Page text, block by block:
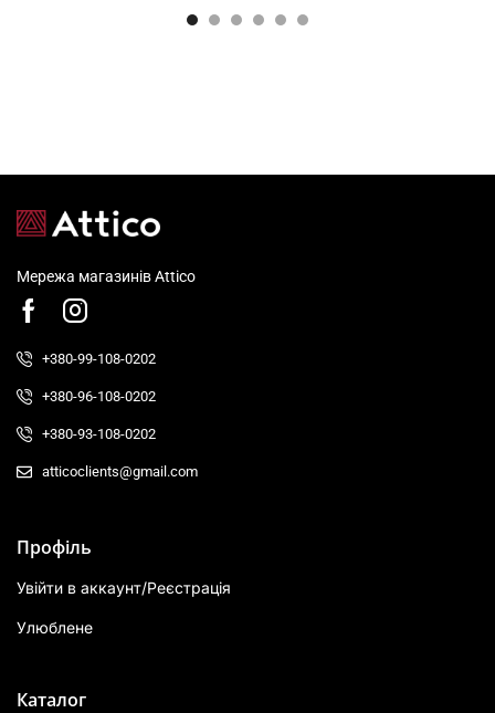
Мережа магазинів Attico
+380-99-108-0202
+380-96-108-0202
+380-93-108-0202
atticoclients@gmail.com
Профіль
Увійти в аккаунт/Реєстрація
Улюблене
Каталог